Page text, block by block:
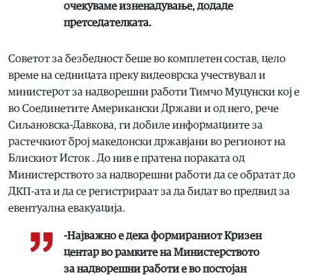
очекуваме изненадување, додаде
претседателката.
Советот за безбедност беше во комплетен состав, цело
време на седницата преку видеоврска учествувал и
министерот за надворешни работи Тимчо Муцунски кој е
во Соединетите Американски Држави и од него, рече
Сиљановска-Давкова, ги добиле информациите за
растечкиот број македонски државјани во регионот на
Блискиот Исток . До нив е пратена пораката од
Министерството за надворешни работи да се обратат до
ДКП-ата и да се регистрираат за да бидат во предвид за
евентуална евакуација.
-Најважно е дека формираниот Кризен
центар во рамките на Министерството
за надворешни работи е во постојан